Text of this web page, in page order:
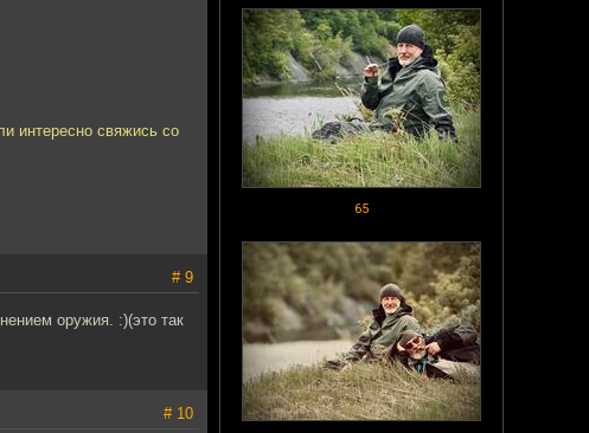
65
интересно свяжись со
# 9
оружия. :)(это так
# 10